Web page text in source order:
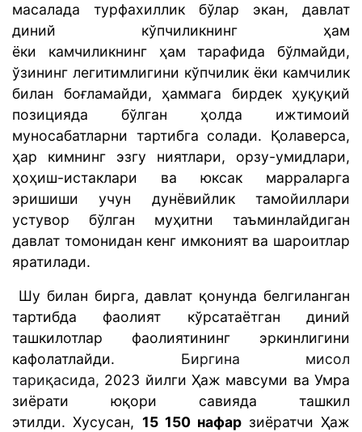
масалада турфахиллик бўлар экан, давлат
диний кўпчиликнинг ҳам
ёки камчиликнинг ҳам тарафида бўлмайди,
ўзининг легитимлигини кўпчилик ёки камчилик
билан боғламайди, ҳаммага бирдек ҳуқуқий
позицияда бўлган ҳолда ижтимоий
муносабатларни тартибга солади. Қолаверса,
ҳар кимнинг эзгу ниятлари, орзу-умидлари,
ҳоҳиш-истаклари ва юксак марраларга
эришиши учун дунёвийлик тамойиллари
устувор бўлган муҳитни таъминлайдиган
давлат томонидан кенг имконият ва шароитлар
яратилади.
Шу билан бирга, давлат қонунда белгиланган
тартибда фаолият кўрсатаётган диний
ташкилотлар фаолиятининг эркинлигини
кафолатлайди. Биргина мисол
тариқасида, 2023 йилги Ҳаж мавсуми ва Умра
зиёрати юқори савияда ташкил
этилди. Хусусан, 15 150 нафар зиёратчи Ҳаж